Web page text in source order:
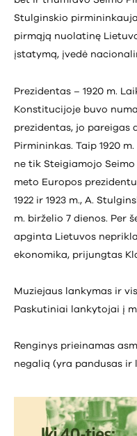
Stulginskio
pirmąją nuolatinę
įstatymą, įvedė
Prezidentas – 1920 m.
Konstitucijoje buvo
prezidentas, jo pareigas
Pirmininkas. Taip 1920
ne tik Steigiamojo
meto Europos
1922 ir 1923 m., A.
m. birželio 7 dienos. Per
apginta Lietuvos
ekonomika, prijungtas
Muziejaus lankymas ir
Paskutiniai lankytojai į
Renginys prieinamas
negalią (yra pandusas ir